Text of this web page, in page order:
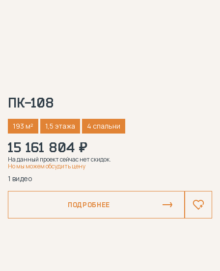
ПК-108
193 м² 1,5 этажа 4 спальни
15 161 804 ₽
На данный проект сейчас нет скидок.
Но мы можем обсудить цену
ПОДРОБНЕЕ
1 видео